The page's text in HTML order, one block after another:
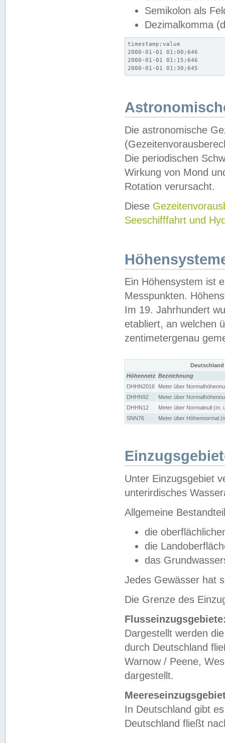
Semikolon als
Dezimalkomma
timestamp;value
2000-01-01 01:00;646
2000-01-01 01:15;646
2000-01-01 01:30;645
Die astronomische
Die periodischen
Wirkung von Mond
Rotation verursacht.
Diese
Seeschifffahrt und
Ein Höhensystem ist
Messpunkten.
Im 19. Jahrhundert
etabliert, an welchen
zentimetergenau
Höhennetz Bezeichnung
DHHN2016
Meter über
DHHN92
Meter über
DHHN12
Meter über Normalnull (m.
SNN76
Meter über Höhennormal
Unter Einzugsgebiet
unterirdisches
Allgemeine
die
die
das
Jedes Gewässer hat
Die Grenze des
Dargestellt werden
durch Deutschland
Warnow / Peene,
dargestellt.
In Deutschland gibt
Deutschland fließt